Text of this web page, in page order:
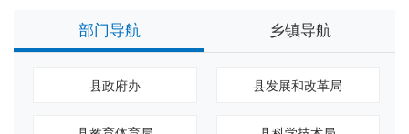
部门导航 乡镇导航
县政府办 县发展和改革局